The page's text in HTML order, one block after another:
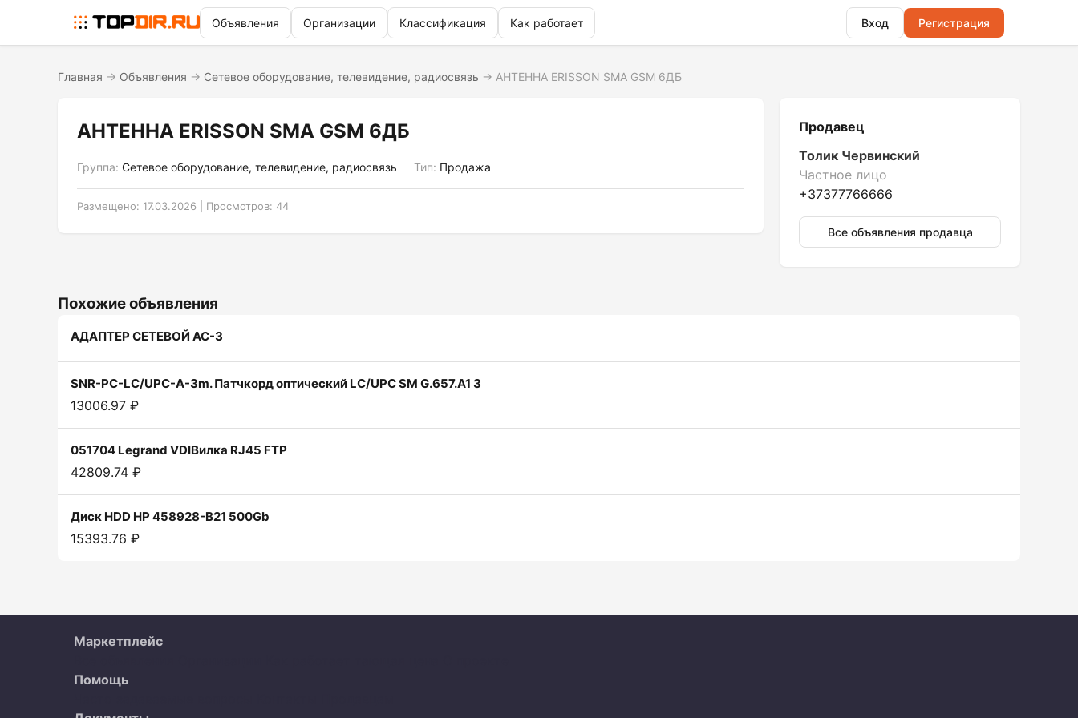
Объявления Организации Классификация Как работает Вход Регистрация
Главная → Объявления → Сетевое оборудование, телевидение, радиосвязь → АНТЕННА ERISSON SMA GSM 6ДБ
АНТЕННА ERISSON SMA GSM 6ДБ
Группа: Сетевое оборудование, телевидение, радиосвязь Тип: Продажа
Размещено: 17.03.2026 | Просмотров: 44
Продавец
Толик Червинский
Частное лицо
+37377766666
Все объявления продавца
Похожие объявления
АДАПТЕР СЕТЕВОЙ АС-3
SNR-PC-LC/UPC-A-3m. Патчкорд оптический LC/UPC SM G.657.A1 3
13006.97 ₽
051704 Legrand VDIВилка RJ45 FTP
42809.74 ₽
Диск HDD HP 458928-B21 500Gb
15393.76 ₽
Маркетплейс
Помощь